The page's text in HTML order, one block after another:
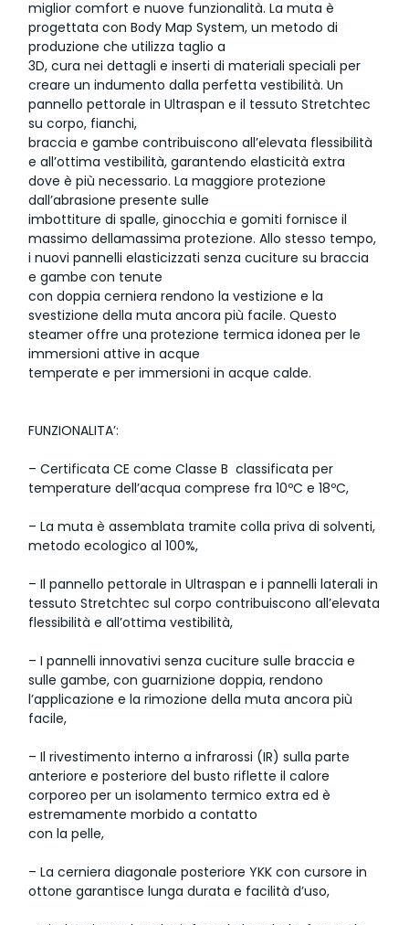
miglior comfort e nuove funzionalità. La muta è
progettata con Body Map System, un metodo di
produzione che utilizza taglio a
3D, cura nei dettagli e inserti di materiali speciali per
creare un indumento dalla perfetta vestibilità. Un
pannello pettorale in Ultraspan e il tessuto Stretchtec
su corpo, fianchi,
braccia e gambe contribuiscono all’elevata flessibilità
e all’ottima vestibilità, garantendo elasticità extra
dove è più necessario. La maggiore protezione
dall’abrasione presente sulle
imbottiture di spalle, ginocchia e gomiti fornisce il
massimo dellamassima protezione. Allo stesso tempo,
i nuovi pannelli elasticizzati senza cuciture su braccia
e gambe con tenute
con doppia cerniera rendono la vestizione e la
svestizione della muta ancora più facile. Questo
steamer offre una protezione termica idonea per le
immersioni attive in acque
temperate e per immersioni in acque calde.
FUNZIONALITA’:
– Certificata CE come Classe B  classificata per
temperature dell’acqua comprese fra 10ºC e 18ºC,
– La muta è assemblata tramite colla priva di solventi,
metodo ecologico al 100%,
– Il pannello pettorale in Ultraspan e i pannelli laterali in
tessuto Stretchtec sul corpo contribuiscono all’elevata
flessibilità e all’ottima vestibilità,
– I pannelli innovativi senza cuciture sulle braccia e
sulle gambe, con guarnizione doppia, rendono
l’applicazione e la rimozione della muta ancora più
facile,
– Il rivestimento interno a infrarossi (IR) sulla parte
anteriore e posteriore del busto riflette il calore
corporeo per un isolamento termico extra ed è
estremamente morbido a contatto
con la pelle,
– La cerniera diagonale posteriore YKK con cursore in
ottone garantisce lunga durata e facilità d’uso,